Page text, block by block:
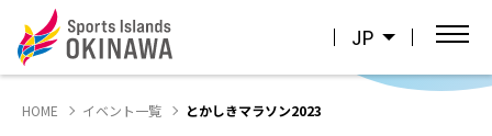
JP
HOME イベント一覧 とかしきマラソン2023